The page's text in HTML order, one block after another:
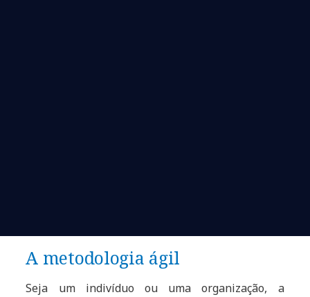
A metodologia ágil
Seja um indivíduo ou uma organização, a